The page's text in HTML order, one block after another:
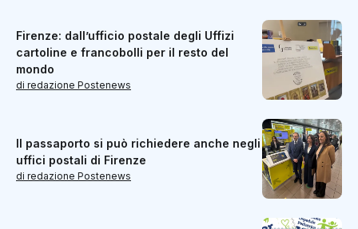
Firenze: dall’ufficio postale degli Uffizi
cartoline e francobolli per il resto del
mondo
di redazione Postenews
Il passaporto si può richiedere anche negli
uffici postali di Firenze
di redazione Postenews